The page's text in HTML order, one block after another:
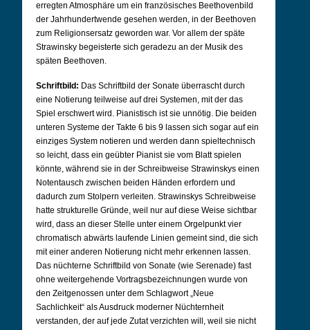
erregten Atmosphäre um ein französisches Beethovenbild
der Jahrhundertwende gesehen werden, in der Beethoven
zum Religionsersatz geworden war. Vor allem der späte
Strawinsky begeisterte sich geradezu an der Musik des
späten Beethoven.
Schriftbild: Das Schriftbild der Sonate überrascht durch
eine Notierung teilweise auf drei Systemen, mit der das
Spiel erschwert wird. Pianistisch ist sie unnötig. Die beiden
unteren Systeme der Takte 6 bis 9 lassen sich sogar auf ein
einziges System notieren und werden dann spieltechnisch
so leicht, dass ein geübter Pianist sie vom Blatt spielen
könnte, während sie in der Schreibweise Strawinskys einen
Notentausch zwischen beiden Händen erfordern und
dadurch zum Stolpern verleiten. Strawinskys Schreibweise
hatte strukturelle Gründe, weil nur auf diese Weise sichtbar
wird, dass an dieser Stelle unter einem Orgelpunkt vier
chromatisch abwärts laufende Linien gemeint sind, die sich
mit einer anderen Notierung nicht mehr erkennen lassen.
Das nüchterne Schriftbild von Sonate (wie Serenade) fast
ohne weitergehende Vortragsbezeichnungen wurde von
den Zeitgenossen unter dem Schlagwort „Neue
Sachlichkeit“ als Ausdruck moderner Nüchternheit
verstanden, der auf jede Zutat verzichten will, weil sie nicht